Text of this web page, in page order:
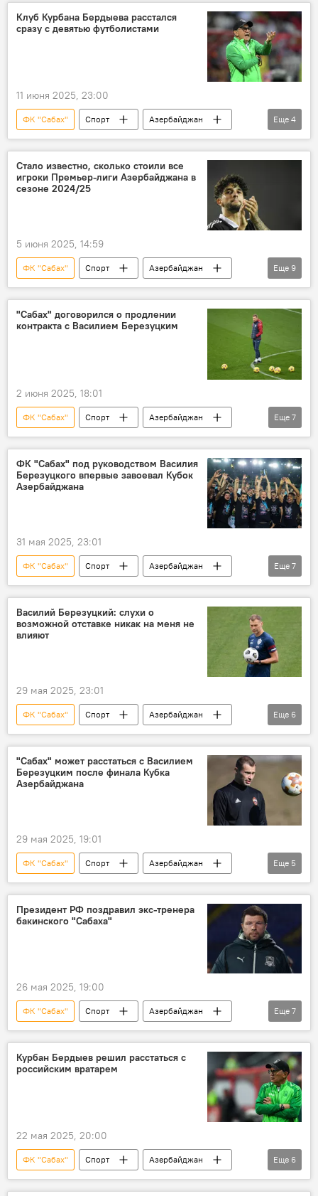
Кубок Азербайджана по футболу
российский тренер Василий Березуцкий
Клуб Курбана Бердыева расстался
сразу с девятью футболистами
11 июня 2025, 23:00
ФК "Сабах" Спорт
Азербайджан
Футбол
ФК "Туран-Товуз"
российский тренер Василий Березуцкий
Трансфер
Еще 4
Стало известно, сколько стоили все
игроки Премьер-лиги Азербайджана в
сезоне 2024/25
5 июня 2025, 14:59
ФК "Сабах" Спорт
Азербайджан
Футбол
премьер-лига
стоимость
Бразилия
Россия
ФК "Краснодар"
Кади Боргес
ФК "Карабах"
Еще 9
"Сабах" договорился о продлении
контракта с Василием Березуцким
2 июня 2025, 18:01
ФК "Сабах" Спорт
Азербайджан
Футбол
ФК "Карабах"
российский тренер Василий Березуцкий
Продление
Контракт
Еще 7
ФК "Сабах" под руководством Василия
Березуцкого впервые завоевал Кубок
Азербайджана
31 мая 2025, 23:01
ФК "Сабах" Спорт
Азербайджан
Футбол
ФК "Карабах"
Финал
Кубок Азербайджана по футболу
Квалификация
Лига конференций УЕФА
Еще 7
Василий Березуцкий: слухи о
возможной отставке никак на меня не
влияют
29 мая 2025, 23:01
ФК "Сабах" Спорт
Азербайджан
Футбол
российский тренер Василий Березуцкий
ФК "Карабах"
Гурбан Гурбанов
Еще 6
"Сабах" может расстаться с Василием
Березуцким после финала Кубка
Азербайджана
29 мая 2025, 19:01
ФК "Сабах" Спорт
Азербайджан
Футбол
российский тренер Василий Березуцкий
Отставка
главный тренер
Еще 5
Президент РФ поздравил экс-тренера
бакинского "Сабаха"
26 мая 2025, 19:00
ФК "Сабах" Спорт
Азербайджан
Россия
Футбол
Владимир Путин
Президент
ФК "Краснодар"
Чемпионат
Лига конференций УЕФА
Еще 7
Курбан Бердыев решил расстаться с
российским вратарем
22 мая 2025, 20:00
ФК "Сабах" Спорт
Азербайджан
Россия
Футбол
ФК "Туран-Товуз"
Еще 6